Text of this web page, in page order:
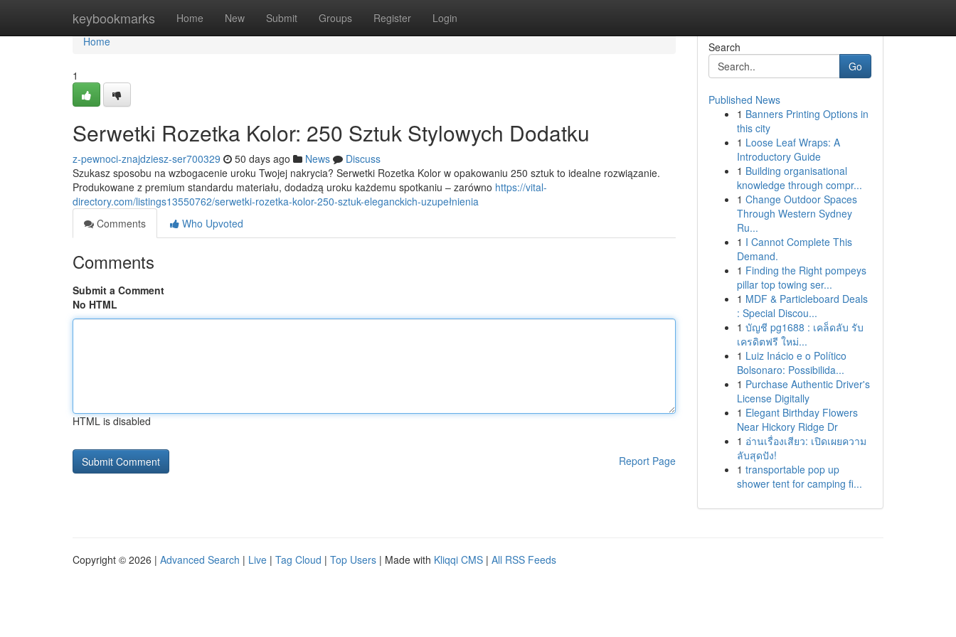
keybookmarks Home New Submit Groups Register Login
Home
Home
1
Serwetki Rozetka Kolor: 250 Sztuk Stylowych Dodatku
z-pewnoci-znajdziesz-ser700329 50 days ago News
Discuss
Szukasz sposobu na wzbogacenie uroku Twojej nakrycia? Serwetki Rozetka Kolor w opakowaniu 250 sztuk to idealne rozwiązanie.
Produkowane z premium standardu materiału, dodadzą uroku każdemu spotkaniu – zarówno https://vital-
directory.com/listings13550762/serwetki-rozetka-kolor-250-sztuk-eleganckich-uzupełnienia
Comments
Who Upvoted
Comments
Submit a Comment
No HTML
HTML is disabled
Report Page
Search
Go
Published News
1 Banners Printing Options in
this city
1 Loose Leaf Wraps: A
Introductory Guide
1 Building organisational
knowledge through compr...
1 Change Outdoor Spaces
Through Western Sydney
Ru...
1 I Cannot Complete This
Demand.
1 Finding the Right pompeys
pillar top towing ser...
1 MDF & Particleboard Deals
: Special Discou...
1 บัญชี pg1688 : เคล็ดลับ รับ
เครดิตฟรี ใหม่...
1 Luiz Inácio e o Político
Bolsonaro: Possibilida...
1 Purchase Authentic Driver's
License Digitally
1 Elegant Birthday Flowers
Near Hickory Ridge Dr
1 อ่านเรื่องเสียว: เปิดเผยความ
ลับสุดปัง!
1 transportable pop up
shower tent for camping fi...
Copyright © 2026 | Advanced Search | Live | Tag Cloud | Top Users | Made with Kliqqi CMS | All RSS Feeds